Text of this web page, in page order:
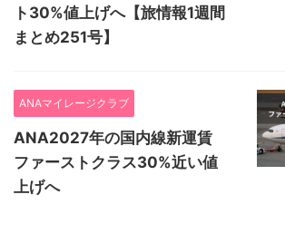
ト30%値上げへ【旅情報1週間
まとめ251号】
ANAマイレージクラブ
ANA2027年の国内線新運賃
ファーストクラス30%近い値
上げへ